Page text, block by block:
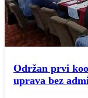
Održan prvi
uprava bez